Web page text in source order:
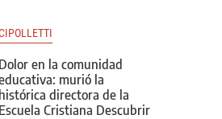
Dolor en la comunidad
murió la
histórica directora de la
Escuela Cristiana Descubrir